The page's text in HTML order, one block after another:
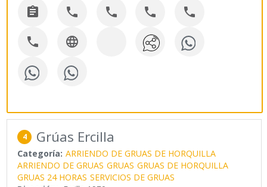
    
 
4 Grúas Ercilla
Categoría: ARRIENDO DE GRUAS DE HORQUILLA
ARRIENDO DE GRUAS GRUAS GRUAS DE HORQUILLA
GRUAS 24 HORAS SERVICIOS DE GRUAS